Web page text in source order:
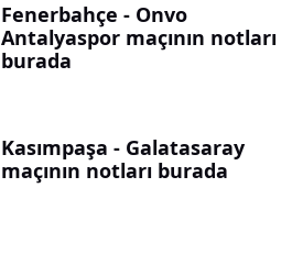
Fenerbahçe - Onvo
Antalyaspor maçının notları
burada
Kasımpaşa - Galatasaray
maçının notları burada